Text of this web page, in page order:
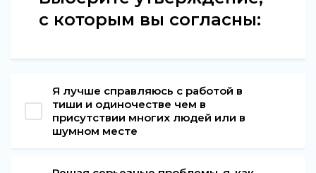
с которым вы согласны:
Я лучше справляюсь с работой в
тиши и одиночестве чем в
присутствии многих людей или в
шумном месте